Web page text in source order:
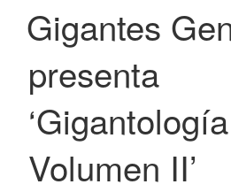
Gigantes
presenta
‘Gigantología
Volumen II’